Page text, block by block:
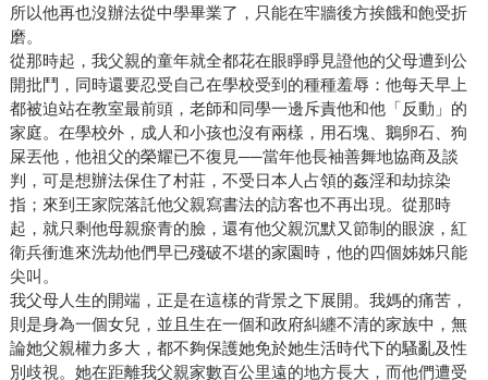
所以他再也沒辦法從中學畢業了，只能在牢牆後方挨餓和飽受折
磨。
從那時起，我父親的童年就全都花在眼睜睜見證他的父母遭到公
開批鬥，同時還要忍受自己在學校受到的種種羞辱：他每天早上
都被迫站在教室最前頭，老師和同學一邊斥責他和他「反動」的
家庭。在學校外，成人和小孩也沒有兩樣，用石塊、鵝卵石、狗
屎丟他，他祖父的榮耀已不復見──當年他長袖善舞地協商及談
判，可是想辦法保住了村莊，不受日本人占領的姦淫和劫掠染
指；來到王家院落託他父親寫書法的訪客也不再出現。從那時
起，就只剩他母親瘀青的臉，還有他父親沉默又節制的眼淚，紅
衛兵衝進來洗劫他們早已殘破不堪的家園時，他的四個姊姊只能
尖叫。
我父母人生的開端，正是在這樣的背景之下展開。我媽的痛苦，
則是身為一個女兒，並且生在一個和政府糾纏不清的家族中，無
論她父親權力多大，都不夠保護她免於她生活時代下的騷亂及性
別歧視。她在距離我父親家數百公里遠的地方長大，而他們遭受